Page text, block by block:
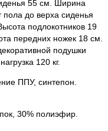
55 см. Ширина
пола до верха сиденья
подлокотников 19
передних ножек 18 см.
подушки
120 кг.
ППУ, синтепон.
30% полиэфир.